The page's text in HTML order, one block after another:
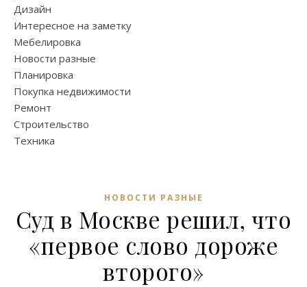
Дизайн
Интересное на заметку
Мебелировка
Новости разные
Планировка
Покупка недвижимости
Ремонт
Строительство
Техника
НОВОСТИ РАЗНЫЕ
Суд в Москве решил, что
«первое слово дороже
второго»